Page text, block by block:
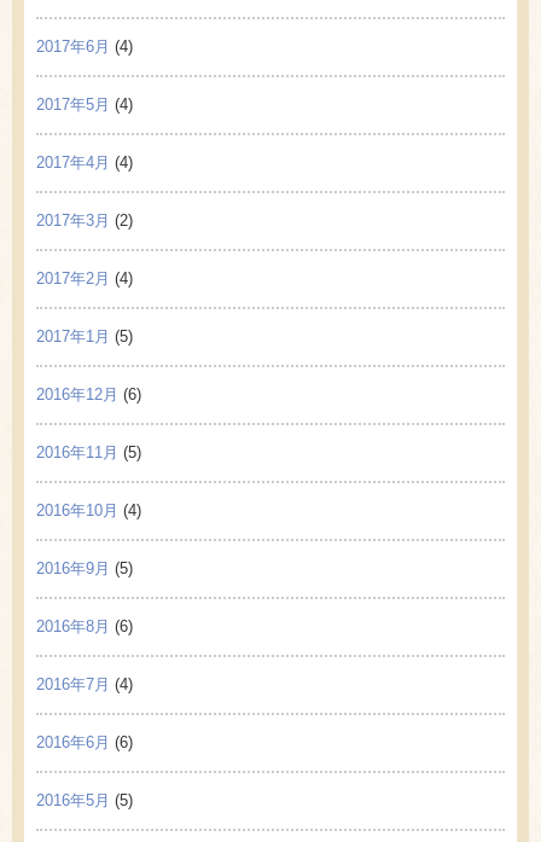
2017年6月 (4)
2017年5月 (4)
2017年4月 (4)
2017年3月 (2)
2017年2月 (4)
2017年1月 (5)
2016年12月 (6)
2016年11月 (5)
2016年10月 (4)
2016年9月 (5)
2016年8月 (6)
2016年7月 (4)
2016年6月 (6)
2016年5月 (5)